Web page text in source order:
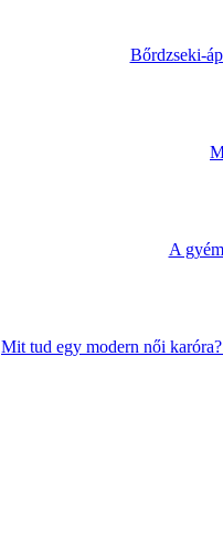
Bőrdzseki-
A
Mit tud egy modern női